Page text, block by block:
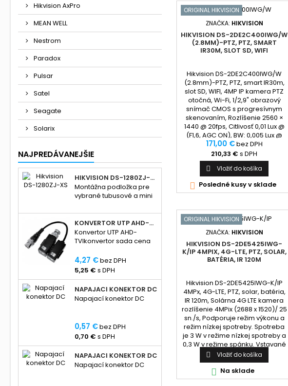
Hikvision AxPro
MEAN WELL
Nestrom
Paradox
Pulsar
Satel
Seagate
Solarix
NAJPREDÁVANEJŠIE
HIKVISION DS-1280ZJ-XS
Montážna podložka pre
vybrané tubusové a mini
zliatina
KONVERTOR UTP AHD-TVI KONVERTOR SADA/CENA ZA SADU
Konvertor UTP AHD-
TVIkonvertor sada cena
pasívny video UTP balun,
Podpora kamery/DVR
zariadenia s POC,
Kompatibilné s
HDCVI/TVI/AHD/CVBS,Prenosová
vzdialenosť: kamera bez
4,27 €bez DPH
5,25 € s DPH
NAPAJACÍ KONEKTOR DC
Napajací konektor DC
0,57 €bez DPH
0,70 € s DPH
NAPAJACÍ KONEKTOR DC
Napajací konektor DC
ORIGINAL HIKVISION
ZNAČKA: HIKVISION
HIKVISION DS-2DE2C400IWG/W
(2.8MM)-PTZ, PTZ, SMART
IR30M, SLOT SD, WIFI
Hikvision DS-2DE2C400IWG/W
(2.8mm)-PTZ, PTZ, smart IR30m,
slot SD, WIFI, 4MP IP kamera PTZ
otočná, Wi-Fi, 1/2,9" obrazový
snímač CMOS s progresívnym
skenovaním, Rozlíšenie 2560 ×
1440 @ 20fps, Citlivosť 0,01 Lux @
(F1,6, AGC ON), BW: 0,005 Lux @
(F1,6, AGC ON), 0 Lux s IR, 2,8 mm
objektív: Zorný uhol: horizontálny
91°, vertikálny 49°, uhlopriečka
108°,...
171,00 €bez DPH
210,33 € s DPH
 Vložiť do košíka
 Posledné kusy v sklade
ORIGINAL HIKVISION
ZNAČKA: HIKVISION
HIKVISION DS-2DE5425IWG-
K/IP 4MPIX, 4G-LTE, PTZ, SOLAR,
BATÉRIA, IR 120M
Hikvision DS-2DE5425IWG-K/IP
4MPx, 4G-LTE, PTZ, solar, batéria,
IR 120m, Solárna 4G LTE kamera
rozlíšenie 4MPix (2688 x 1520)/ 25
sn./s, Podporuje režim výkonu a
režim nízkej spotreby. Spotreba
je 3 W v režime nízkej spotreby a
0,3 W v režime spánku. Vstavané
vyhrievacie sklo na účinné
odhmlievanie, Odolnosť voči
vode a prachu (IP66), Vstavaná
pamäť...
 Vložiť do košíka
 Na sklade